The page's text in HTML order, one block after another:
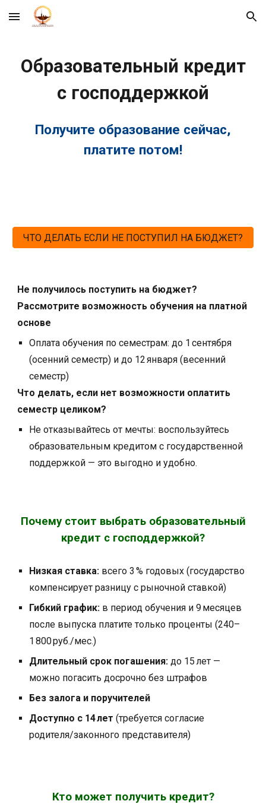
Skip to main content Skip to navigation
Образовательный кредит
с господдержкой
Получите образование сейчас,
платите потом!
ЧТО ДЕЛАТЬ ЕСЛИ НЕ ПОСТУПИЛ НА БЮДЖЕТ?
Не получилось поступить на бюджет?
Рассмотрите возможность обучения на платной
основе
Оплата обучения по семестрам: до 1 сентября
(осенний семестр) и до 12 января (весенний
семестр)
Что делать, если нет возможности оплатить
семестр целиком?
Не отказывайтесь от мечты: воспользуйтесь
образовательным кредитом с государственной
поддержкой — это выгодно и удобно.
Почему стоит выбрать образовательный
кредит с господдержкой?
Низкая ставка: всего 3 % годовых (государство
компенсирует разницу с рыночной ставкой)
Гибкий график: в период обучения и 9 месяцев
после выпуска платите только проценты (240–
1 800 руб./мес.)
Длительный срок погашения: до 15 лет —
можно погасить досрочно без штрафов
Без залога и поручителей
Доступно с 14 лет (требуется согласие
родителя/законного представителя)
Кто может получить кредит?